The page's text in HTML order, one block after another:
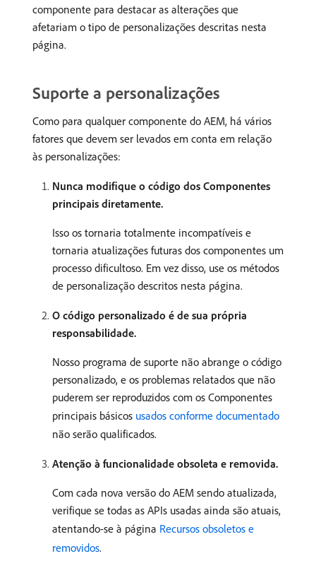
componente para destacar as alterações que
afetariam o tipo de personalizações descritas nesta
página.
Suporte a personalizações
Como para qualquer componente do AEM, há vários
fatores que devem ser levados em conta em relação
às personalizações:
Nunca modifique o código dos Componentes
principais diretamente.
Isso os tornaria totalmente incompatíveis e
tornaria atualizações futuras dos componentes um
processo dificultoso. Em vez disso, use os métodos
de personalização descritos nesta página.
O código personalizado é de sua própria
responsabilidade.
Nosso programa de suporte não abrange o código
personalizado, e os problemas relatados que não
puderem ser reproduzidos com os Componentes
principais básicos usados conforme documentado
não serão qualificados.
Atenção à funcionalidade obsoleta e removida.
Com cada nova versão do AEM sendo atualizada,
verifique se todas as APIs usadas ainda são atuais,
atentando-se à página Recursos obsoletos e
removidos.